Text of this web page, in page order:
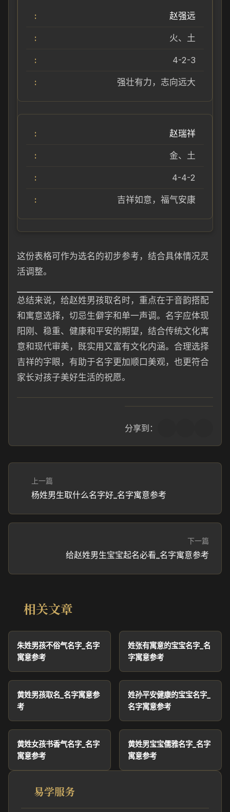
赵强远
火、土
4-2-3
强壮有力，志向远大
赵瑞祥
金、土
4-4-2
吉祥如意，福气安康
这份表格可作为选名的初步参考，结合具体情况灵
活调整。
总结来说，给赵姓男孩取名时，重点在于音韵搭配
和寓意选择，切忌生僻字和单一声调。名字应体现
阳刚、稳重、健康和平安的期望，结合传统文化寓
意和现代审美，既实用又富有文化内涵。合理选择
吉祥的字眼，有助于名字更加顺口美观，也更符合
家长对孩子美好生活的祝愿。
分享到：
上一篇
杨姓男生取什么名字好_名字寓意参考
下一篇
给赵姓男生宝宝起名必看_名字寓意参考
相关文章
朱姓男孩不俗气名字_名字
寓意参考
姓张有寓意的宝宝名字_名
字寓意参考
黄姓男孩取名_名字寓意参
考
姓孙平安健康的宝宝名字_
名字寓意参考
黄姓女孩书香气名字_名字
寓意参考
黄姓男宝宝儒雅名字_名字
寓意参考
易学服务